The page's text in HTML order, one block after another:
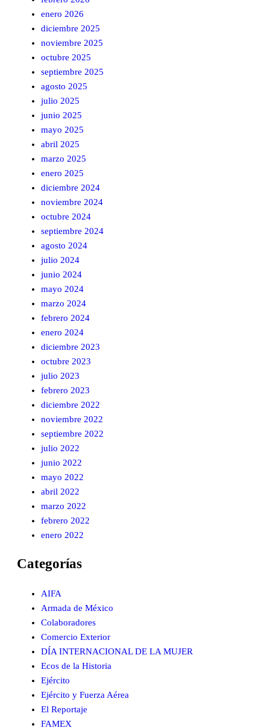
enero 2026
diciembre 2025
noviembre 2025
octubre 2025
septiembre 2025
agosto 2025
julio 2025
junio 2025
mayo 2025
abril 2025
marzo 2025
enero 2025
diciembre 2024
noviembre 2024
octubre 2024
septiembre 2024
agosto 2024
julio 2024
junio 2024
mayo 2024
marzo 2024
febrero 2024
enero 2024
diciembre 2023
octubre 2023
julio 2023
febrero 2023
diciembre 2022
noviembre 2022
septiembre 2022
julio 2022
junio 2022
mayo 2022
abril 2022
marzo 2022
febrero 2022
enero 2022
Categorías
AIFA
Armada de México
Colaboradores
Comercio Exterior
DÍA INTERNACIONAL DE LA MUJER
Ecos de la Historia
Ejército
Ejército y Fuerza Aérea
El Reportaje
FAMEX